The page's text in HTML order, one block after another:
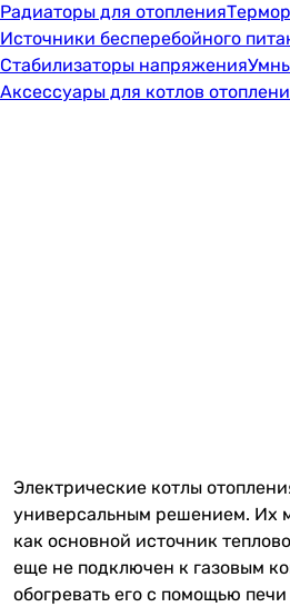
Радиаторы для отопления
Источники бесперебойного
Стабилизаторы напряжения
Аксессуары для котлов
Электрические котлы
универсальным решением. Их
как основной источник
еще не подключен к газовым
обогревать его с помощью